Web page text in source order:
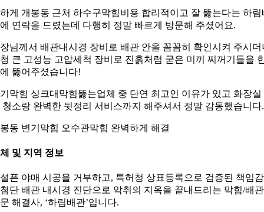
게 개봉동 근처 하수구막힘비용 합리적이고 잘 뚫는다는 하림
연락을 드렸는데 다행히 정말 빠르게 방문해 주셨어요.
님께서 배관내시경 장비로 배관 안을 꼼꼼히 확인시켜 주시더
큰 고성능 고압세척 장비로 진흙처럼 굳은 미끼 찌꺼기들을
뚫어주셨습니다!
막힘 싱크대막힘뚫는업체 중 단연 최고인 이유가 있고 화장실
청소랑 완벽한 뒷정리 서비스까지 해주셔서 정말 감동했습니다
동 변기막힘 오수관막힘 완벽하게 해결
및 지역 정보
픈 야매 시공을 거부하고, 특허청 상표등록으로 검증된 책임
단 배관 내시경 진단으로 악취의 지옥을 끝내드리는 막힘/배관
해결사, ‘하림배관’입니다.